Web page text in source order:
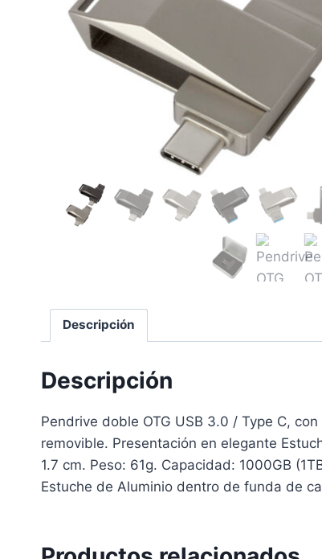
Descripción
Descripción
Pendrive doble OTG USB 3.0 / Type C,
removible. Presentación en elegante
1.7 cm. Peso: 61g. Capacidad: 1000GB
Estuche de Aluminio dentro de funda de